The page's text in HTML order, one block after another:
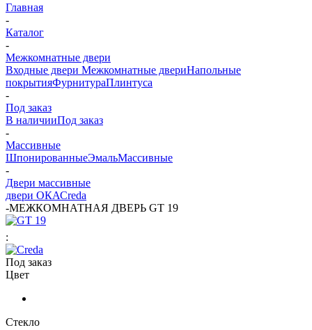
Главная
-
Каталог
-
Межкомнатные двери
Входные двери Межкомнатные двериНапольные
покрытияФурнитураПлинтуса
-
Под заказ
В наличииПод заказ
-
Массивные
ШпонированныеЭмальМассивные
-
Двери массивные
двери ОКАСreda
-МЕЖКОМНАТНАЯ ДВЕРЬ GT 19
:
Под заказ
Цвет
Стекло